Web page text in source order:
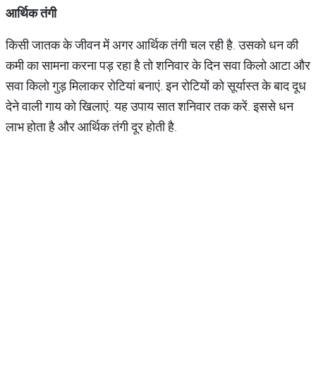
आर्थिक तंगी
किसी जातक के जीवन में अगर आर्थिक तंगी चल रही है. उसको धन की
कमी का सामना करना पड़ रहा है तो शनिवार के दिन सवा किलो आटा और
सवा किलो गुड़ मिलाकर रोटियां बनाएं. इन रोटियों को सूर्यास्त के बाद दूध
देने वाली गाय को खिलाएं. यह उपाय सात शनिवार तक करें. इससे धन
लाभ होता है और आर्थिक तंगी दूर होती है.